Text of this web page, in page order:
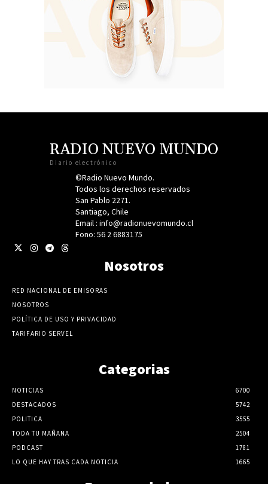
RADIO NUEVO MUNDO
Diario electrónico
©Radio Nuevo Mundo.
Todos los derechos reservados
San Pablo 2271.
Santiago, Chile
Email : info@radionuevomundo.cl
Fono: 56 2 6883175
Nosotros
RED NACIONAL DE EMISORAS
NOSOTROS
POLÍTICA DE USO Y PRIVACIDAD
TARIFARIO SERVEL
Categorias
NOTICIAS
6700
DESTACADOS
5742
POLITICA
3555
TODA TU MAÑANA
2504
PODCAST
1781
LO QUE HAY TRAS CADA NOTICIA
1665